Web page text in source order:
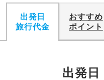
出発日
旅行代金
おすすめ
ポイント
出発日